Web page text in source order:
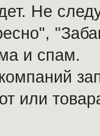
Не
и спам.
или